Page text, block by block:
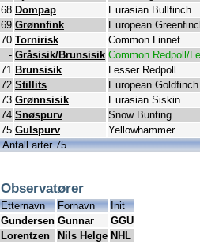
68 Dompap
Eurasian Bullfinch
69 Grønnfink
European
70 Tornirisk
Common Linnet
- Gråsisik/Brunsisik Common Redpoll/
71 Brunsisik
Lesser Redpoll
72 Stillits
European Goldfinch
73 Grønnsisik
Eurasian Siskin
74 Snøspurv
Snow Bunting
75 Gulspurv
Yellowhammer
Antall arter 75
Observatører
Etternavn Fornavn
Init
Gundersen Gunnar
GGU
Lorentzen
Nils Helge NHL